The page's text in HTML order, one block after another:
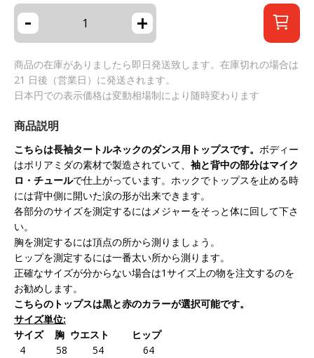
- +
商品の在庫がありましたら即日発送致します。在庫切れの場合は
21 日後（営業日）に発送されます。
日本円での表示価格は変動相場制により随時変わります
商品説明
こちらは長袖タートルネックのダンス用トップスです。 ボディー
はポリアミダの素材で製造されていて、 袖と背中の部分はマイク
ロ・チュールで仕上がっています。ホックでトップスを止める時
には背中側に開いた涙の形が出来できます。
各部分のサイズを測定するにはメジャーをそっと体に回して下さ
い。
胸を測定するには頂点の所から測りましょう。
ヒップを測定するには一番太い所から測ります。
正確なサイズが分からない場合は1サイズ上の物を注文するのを
お勧めします。
こちらのトップスは黒と赤のカラーが選択可能です。
サイズ単位:
サイズ
胸 ウエスト
ヒップ
4 58 54 64